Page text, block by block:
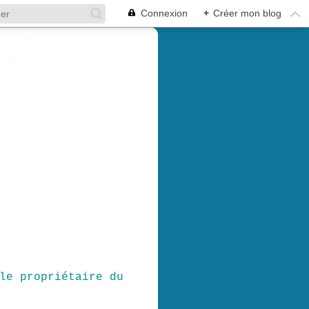
Connexion + Créer mon blog
propriétaire du